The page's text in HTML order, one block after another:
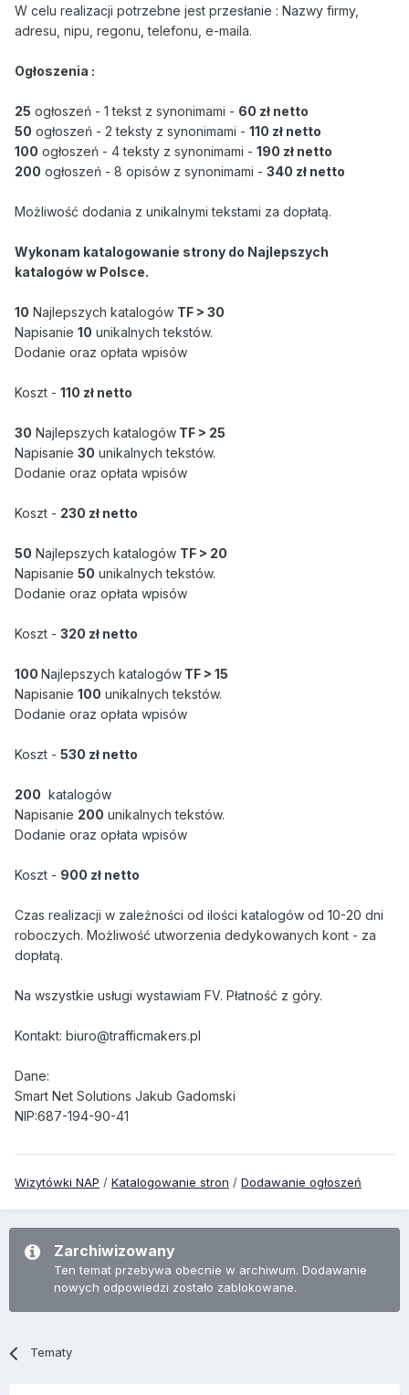
W celu realizacji potrzebne jest przesłanie : Nazwy firmy,
adresu, nipu, regonu, telefonu, e-maila.
Ogłoszenia :
25 ogłoszeń - 1 tekst z synonimami - 60 zł netto
50 ogłoszeń - 2 teksty z synonimami - 110 zł netto
100 ogłoszeń - 4 teksty z synonimami - 190 zł netto
200 ogłoszeń - 8 opisów z synonimami - 340 zł netto
Możliwość dodania z unikalnymi tekstami za dopłatą.
Wykonam katalogowanie strony do Najlepszych
katalogów w Polsce.
10 Najlepszych katalogów TF > 30
Napisanie 10 unikalnych tekstów.
Dodanie oraz opłata wpisów
Koszt - 110 zł netto
30 Najlepszych katalogów TF > 25
Napisanie 30 unikalnych tekstów.
Dodanie oraz opłata wpisów
Koszt - 230 zł netto
50 Najlepszych katalogów TF > 20
Napisanie 50 unikalnych tekstów.
Dodanie oraz opłata wpisów
Koszt - 320 zł netto
100 Najlepszych katalogów TF > 15
Napisanie 100 unikalnych tekstów.
Dodanie oraz opłata wpisów
Koszt - 530 zł netto
200 katalogów
Napisanie 200 unikalnych tekstów.
Dodanie oraz opłata wpisów
Koszt - 900 zł netto
Czas realizacji w zależności od ilości katalogów od 10-20 dni
roboczych. Możliwość utworzenia dedykowanych kont - za
dopłatą.
Na wszystkie usługi wystawiam FV. Płatność z góry.
Kontakt: biuro@trafficmakers.pl
Dane:
Smart Net Solutions Jakub Gadomski
NIP:687-194-90-41
Wizytówki NAP / Katalogowanie stron / Dodawanie ogłoszeń
Zarchiwizowany
Ten temat przebywa obecnie w archiwum. Dodawanie
nowych odpowiedzi zostało zablokowane.
Tematy